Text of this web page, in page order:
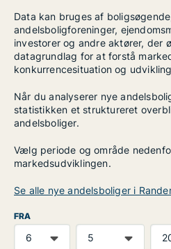
Data kan bruges af
andelsboligforeninger,
investorer og andre aktører, der
datagrundlag for at forstå
konkurrencesituation og
Når du analyserer nye
statistikken et struktureret
andelsboliger.
Vælg periode og område
markedsudviklingen.
Se alle nye andelsboliger i
FRA